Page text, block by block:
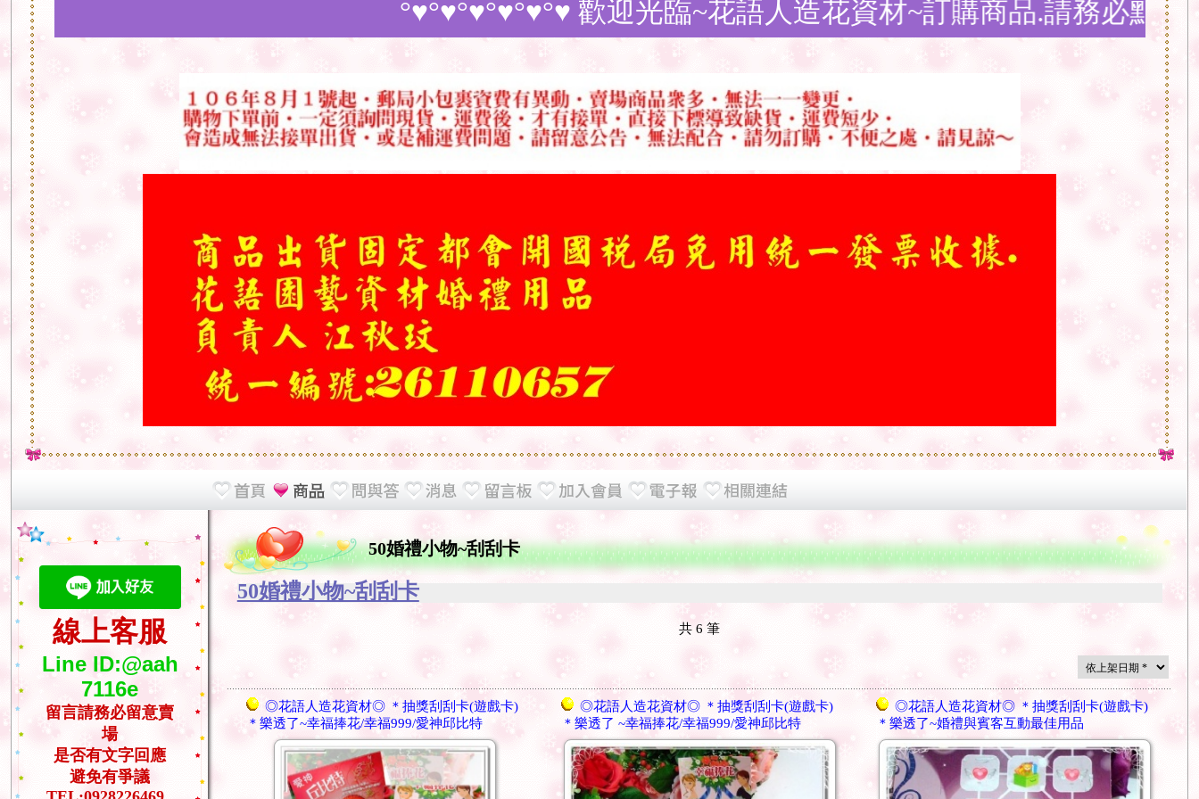
°♥°♥°♥°♥°♥°♥ 歡迎光臨~花語人造花資材~訂購商品.請務必點選問與答購物
線上客服
Line ID:@aah
7116e
留言請務必留意賣
場
是否有文字回應
避免有爭議
50婚禮小物~刮刮卡
50婚禮小物~刮刮卡
共 6筆
◎花語人造花資材◎ ＊抽獎刮刮卡(遊戲卡)
＊樂透了~幸福捧花/幸福999/愛神邱比特
◎花語人造花資材◎ ＊抽獎刮刮卡(遊戲卡)
＊樂透了 ~幸福捧花/幸福999/愛神邱比特
◎花語人造花資材◎ ＊抽獎刮刮卡(遊戲卡)
＊樂透了~婚禮與賓客互動最佳用品